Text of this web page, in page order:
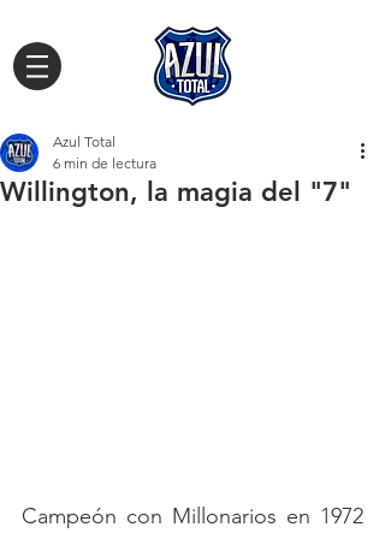
Willington, la magia del "7"
Azul Total
6 min de lectura
Campeón con Millonarios en 1972